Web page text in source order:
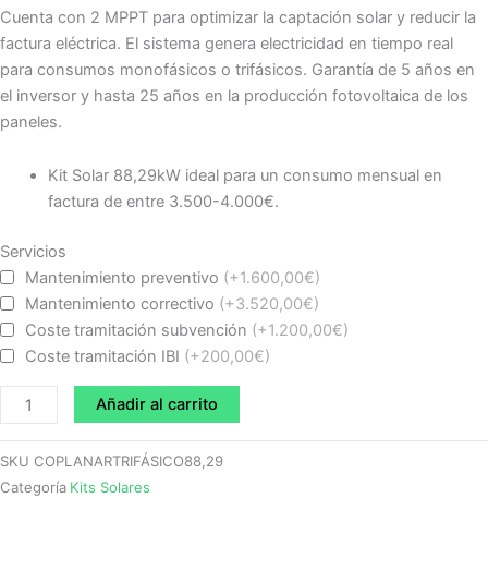
Cuenta con 2 MPPT para optimizar la captación solar y reducir la
factura eléctrica. El sistema genera electricidad en tiempo real
para consumos monofásicos o trifásicos. Garantía de 5 años en
el inversor y hasta 25 años en la producción fotovoltaica de los
paneles.
Kit Solar 88,29kW ideal para un consumo mensual en
factura de entre 3.500-4.000€.
Servicios
Mantenimiento preventivo (+1.600,00€)
Mantenimiento correctivo (+3.520,00€)
Coste tramitación subvención (+1.200,00€)
Coste tramitación IBI (+200,00€)
Kit
Solar
88,29KWP
coplanar
trifásico
cantidad
Añadir al carrito
SKU COPLANARTRIFÁSICO88,29
Categoría Kits Solares